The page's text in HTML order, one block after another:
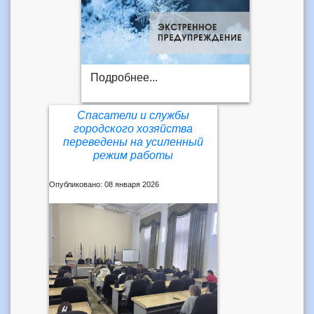
Подробнее...
Спасатели и службы
городского хозяйства
переведены на усиленный
режим работы
Опубликовано: 08 января 2026